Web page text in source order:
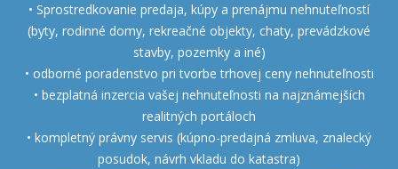
• Sprostredkovanie predaja, kúpy a prenájmu nehnuteľností
(byty, rodinné domy, rekreačné objekty, chaty, prevádzkové
stavby, pozemky a iné)
• odborné poradenstvo pri tvorbe trhovej ceny nehnuteľnosti
• bezplatná inzercia vašej nehnuteľnosti na najznámejších
realitných portáloch
• kompletný právny servis (kúpno-predajná zmluva, znalecký
posudok, návrh vkladu do katastra)